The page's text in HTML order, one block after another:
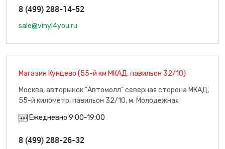
8 (499) 288-14-52
sale@vinyl4you.ru
Магазин Кунцево (55-й км МКАД, павильон 32/10)
Москва, авторынок "Автомолл" северная сторона МКАД,
55-й километр, павильон 32/10, м. Молодежная
Ежедневно 9:00-19:00
8 (499) 288-26-32